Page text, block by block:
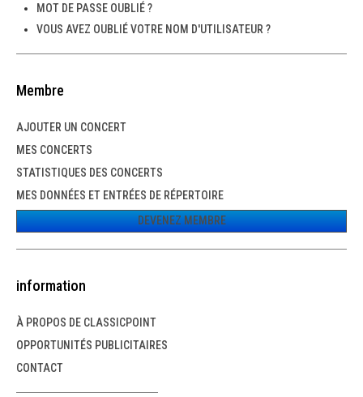
MOT DE PASSE OUBLIÉ ?
VOUS AVEZ OUBLIÉ VOTRE NOM D'UTILISATEUR ?
Membre
AJOUTER UN CONCERT
MES CONCERTS
STATISTIQUES DES CONCERTS
MES DONNÉES ET ENTRÉES DE RÉPERTOIRE
DEVENEZ MEMBRE
information
À PROPOS DE CLASSICPOINT
OPPORTUNITÉS PUBLICITAIRES
CONTACT